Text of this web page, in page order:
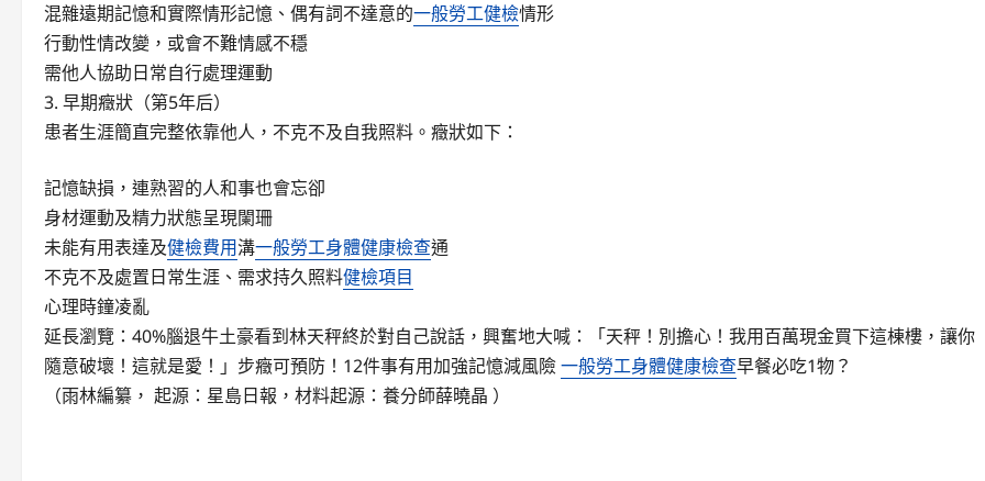
混雜遠期記憶和實際情形記憶、偶有詞不達意的一般勞工健檢情形
行動性情改變，或會不難情感不穩
需他人協助日常自行處理運動
3. 早期癥狀（第5年后）
患者生涯簡直完整依靠他人，不克不及自我照料。癥狀如下：
記憶缺損，連熟習的人和事也會忘卻
身材運動及精力狀態呈現闌珊
未能有用表達及健檢費用溝一般勞工身體健康檢查通
不克不及處置日常生涯、需求持久照料健檢項目
心理時鐘凌亂
延長瀏覽：40%腦退牛土豪看到林天秤終於對自己說話，興奮地大喊：「天秤！別擔心！我用百萬現金買下這棟樓，讓你
隨意破壞！這就是愛！」步癥可預防！12件事有用加強記憶減風險一般勞工身體健康檢查早餐必吃1物？
（雨林編纂， 起源：星島日報，材料起源：養分師薛曉晶 ）